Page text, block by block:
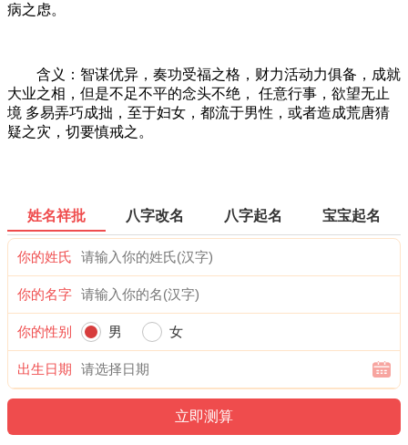
病之虑。
含义：智谋优异，奏功受福之格，财力活动力俱备，成就
大业之相，但是不足不平的念头不绝， 任意行事，欲望无止
境 多易弄巧成拙，至于妇女，都流于男性，或者造成荒唐猜
疑之灾，切要慎戒之。
姓名祥批 八字改名 八字起名 宝宝起名
你的姓氏
你的名字
你的性别 男 女
出生日期